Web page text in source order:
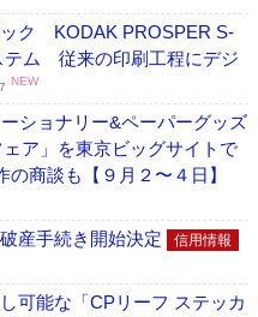
ック KODAK PROSPER S-
テム 従来の印刷工程にデジ
NEW
ショナリー&ペーパーグッズ
ア」を東京ビッグサイトで
商談も【９月２〜４日】
産手続き開始決定 信用情報
可能な「CPリーフ ステッカ